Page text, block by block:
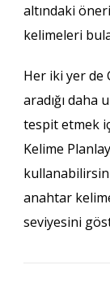
altındaki
kelimeleri
Her iki yer de
aradığı
tespit etmek
Kelime
anahtar
seviyesini